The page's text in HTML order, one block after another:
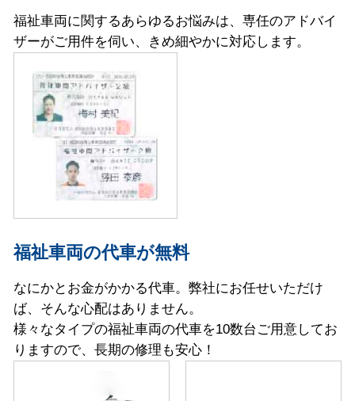
福祉車両に関するあらゆるお悩みは、専任のアドバイ
ザーがご用件を伺い、きめ細やかに対応します。
福祉車両の代車が無料
なにかとお金がかかる代車。弊社にお任せいただけ
ば、そんな心配はありません。
様々なタイプの福祉車両の代車を10数台ご用意してお
りますので、長期の修理も安心！